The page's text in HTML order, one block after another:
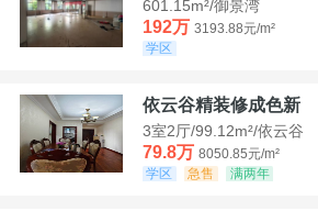
601.15m²/御景湾
192万 3193.88元/m²
学区
依云谷精装修成色新
3室2厅/99.12m²/依云谷
79.8万 8050.85元/m²
学区
急售 满两年